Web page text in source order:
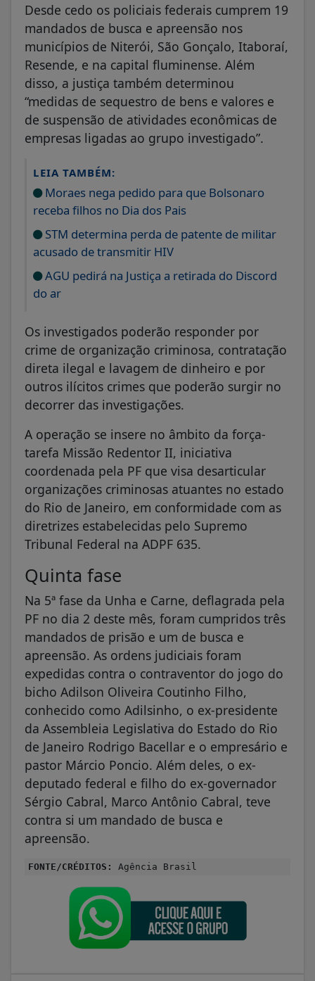
Desde cedo os policiais federais cumprem 19
mandados de busca e apreensão nos
municípios de Niterói, São Gonçalo, Itaboraí,
Resende, e na capital fluminense. Além
disso, a justiça também determinou
“medidas de sequestro de bens e valores e
de suspensão de atividades econômicas de
empresas ligadas ao grupo investigado”.
LEIA TAMBÉM:
Moraes nega pedido para que Bolsonaro
receba filhos no Dia dos Pais
STM determina perda de patente de militar
acusado de transmitir HIV
AGU pedirá na Justiça a retirada do Discord
do ar
Os investigados poderão responder por
crime de organização criminosa, contratação
direta ilegal e lavagem de dinheiro e por
outros ilícitos crimes que poderão surgir no
decorrer das investigações.
A operação se insere no âmbito da força-
tarefa Missão Redentor II, iniciativa
coordenada pela PF que visa desarticular
organizações criminosas atuantes no estado
do Rio de Janeiro, em conformidade com as
diretrizes estabelecidas pelo Supremo
Tribunal Federal na ADPF 635.
Quinta fase
Na 5ª fase da Unha e Carne, deflagrada pela
PF no dia 2 deste mês, foram cumpridos três
mandados de prisão e um de busca e
apreensão. As ordens judiciais foram
expedidas contra o contraventor do jogo do
bicho Adilson Oliveira Coutinho Filho,
conhecido como Adilsinho, o ex-presidente
da Assembleia Legislativa do Estado do Rio
de Janeiro Rodrigo Bacellar e o empresário e
pastor Márcio Poncio. Além deles, o ex-
deputado federal e filho do ex-governador
Sérgio Cabral, Marco Antônio Cabral, teve
contra si um mandado de busca e
apreensão.
FONTE/CRÉDITOS: Agência Brasil